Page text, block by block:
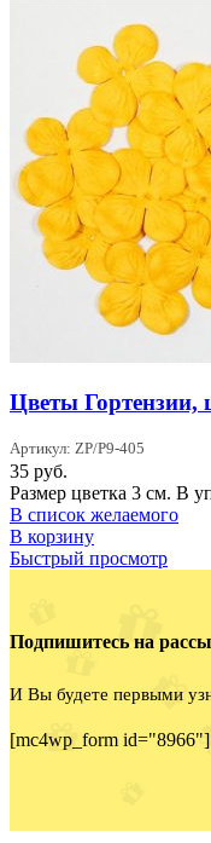
Цветы Гортензии,
Артикул: ZP/P9-405
35 руб.
Размер цветка 3 см. В
В список желаемого
В корзину
Быстрый просмотр
Подпишитесь на
И Вы будете первыми
[mc4wp_form id="8966"]